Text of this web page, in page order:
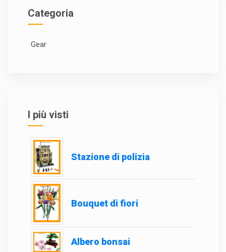
Categoria
Gear
I più visti
Stazione di polizia
Bouquet di fiori
Albero bonsai